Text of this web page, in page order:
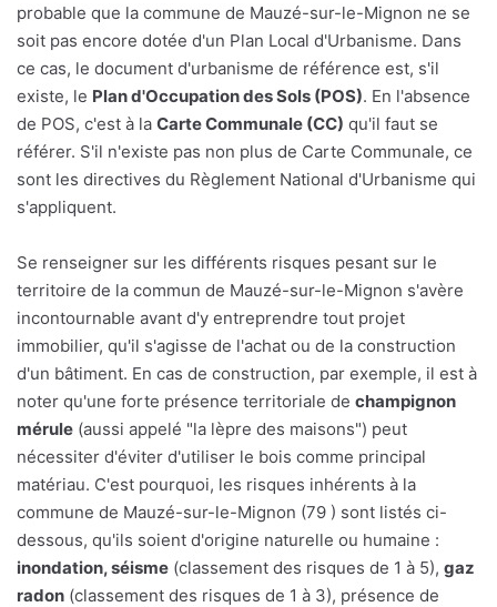
probable que la commune de Mauzé-sur-le-Mignon ne se
soit pas encore dotée d'un Plan Local d'Urbanisme. Dans
ce cas, le document d'urbanisme de référence est, s'il
existe, le Plan d'Occupation des Sols (POS). En l'absence
de POS, c'est à la Carte Communale (CC) qu'il faut se
référer. S'il n'existe pas non plus de Carte Communale, ce
sont les directives du Règlement National d'Urbanisme qui
s'appliquent.
Se renseigner sur les différents risques pesant sur le
territoire de la commun de Mauzé-sur-le-Mignon s'avère
incontournable avant d'y entreprendre tout projet
immobilier, qu'il s'agisse de l'achat ou de la construction
d'un bâtiment. En cas de construction, par exemple, il est à
noter qu'une forte présence territoriale de champignon
mérule (aussi appelé "la lèpre des maisons") peut
nécessiter d'éviter d'utiliser le bois comme principal
matériau. C'est pourquoi, les risques inhérents à la
commune de Mauzé-sur-le-Mignon (79 ) sont listés ci-
dessous, qu'ils soient d'origine naturelle ou humaine :
inondation, séisme (classement des risques de 1 à 5), gaz
radon (classement des risques de 1 à 3), présence de